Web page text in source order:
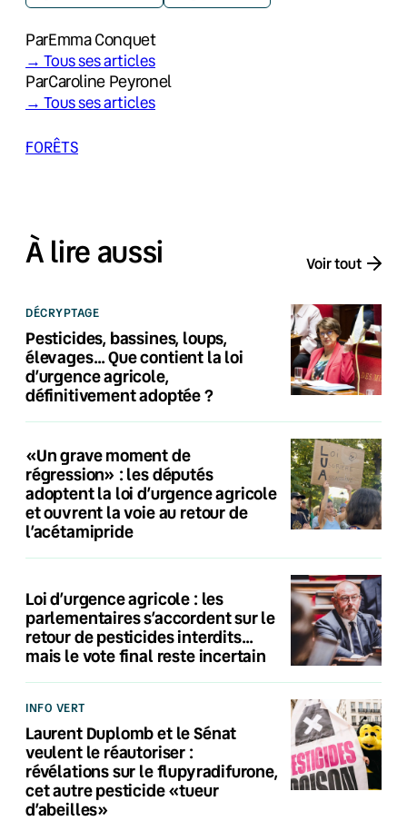
ParEmma Conquet
→ Tous ses articles
ParCaroline Peyronel
→ Tous ses articles
FORÊTS
À lire aussi Voir tout
DÉCRYPTAGE
Pesticides, bassines, loups,
élevages… Que contient la loi
d’urgence agricole,
définitivement adoptée ?
«Un grave moment de
régression» : les députés
adoptent la loi d’urgence agricole
et ouvrent la voie au retour de
l’acétamipride
Loi d’urgence agricole : les
parlementaires s’accordent sur le
retour de pesticides interdits…
mais le vote final reste incertain
INFO VERT
Laurent Duplomb et le Sénat
veulent le réautoriser :
révélations sur le flupyradifurone,
cet autre pesticide «tueur
d’abeilles»